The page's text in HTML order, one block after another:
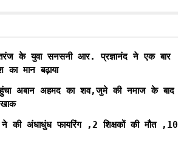
के युवा सनसनी आर. प्रज्ञानंद ने एक बार
का मान बढ़ाया
अबान अहमद का शव,जुमे की नमाज के बाद
ने की अंधाधुंध फायरिंग ,2 शिक्षकों की मौत ,10